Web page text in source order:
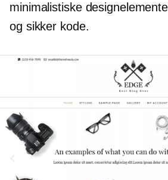
minimalistiske
og sikker kode.